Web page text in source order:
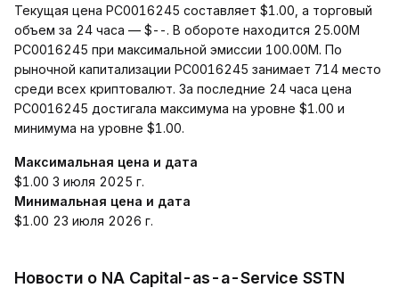
Текущая цена PC0016245 составляет $1.00, а торговый
объем за 24 часа — $--. В обороте находится 25.00M
PC0016245 при максимальной эмиссии 100.00M. По
рыночной капитализации PC0016245 занимает 714 место
среди всех криптовалют. За последние 24 часа цена
PC0016245 достигала максимума на уровне $1.00 и
минимума на уровне $1.00.
Максимальная цена и дата
$1.00 3 июля 2025 г.
Минимальная цена и дата
$1.00 23 июля 2026 г.
Новости о NA Capital-as-a-Service SSTN